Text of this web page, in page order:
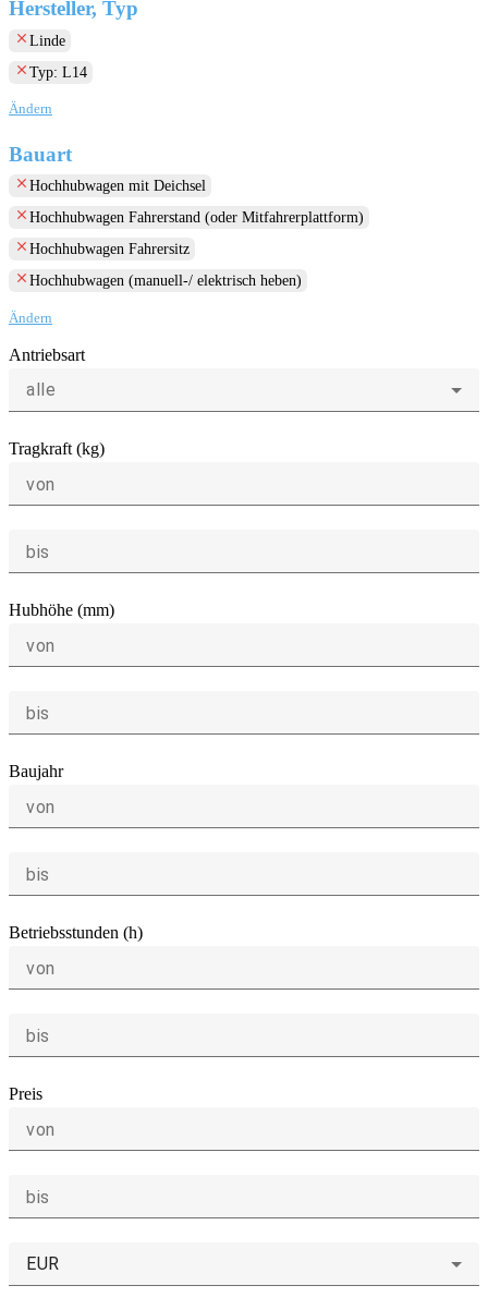
Hersteller, Typ
clear Linde
clear Typ: L14
Ändern
Bauart
clear Hochhubwagen mit Deichsel
clear Hochhubwagen Fahrerstand (oder Mitfahrerplattform)
clear Hochhubwagen Fahrersitz
clear Hochhubwagen (manuell-/ elektrisch heben)
Ändern
Antriebsart
alle
Tragkraft (kg)
von
bis
Hubhöhe (mm)
von
bis
Baujahr
von
bis
Betriebsstunden (h)
von
bis
Preis
von
bis
EUR